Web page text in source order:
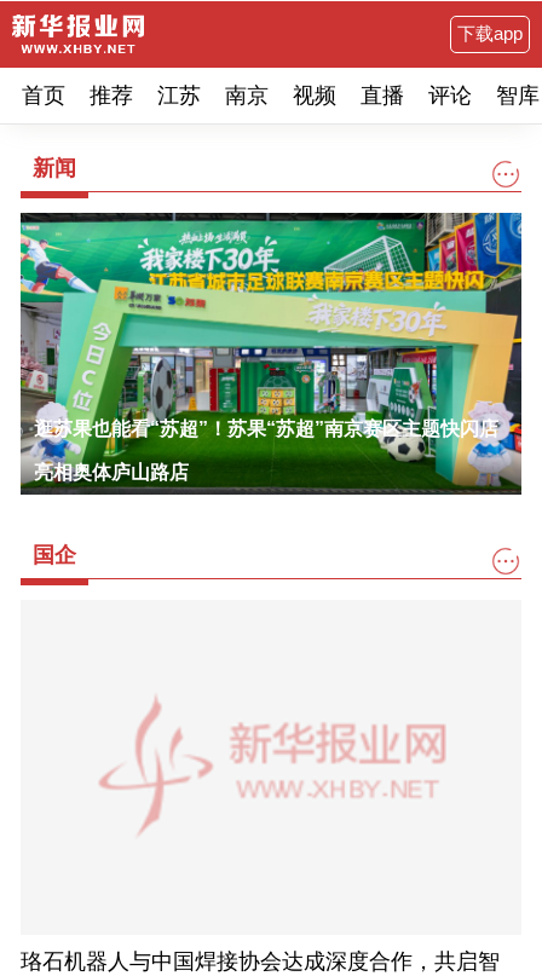
下载app
首页 推荐 江苏 南京 视频 直播 评论 智库
新闻
逛苏果也能看“苏超”！苏果“苏超”南京赛区主题快闪店
亮相奥体庐山路店
国企
珞石机器人与中国焊接协会达成深度合作，共启智